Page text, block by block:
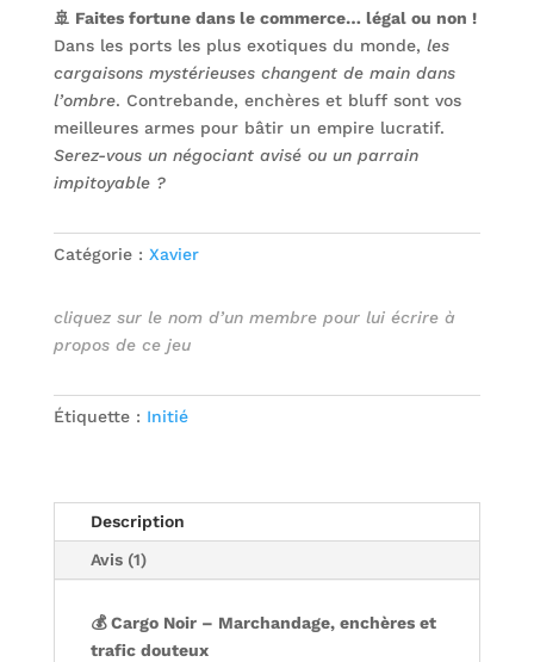
basé
notation
client
🚢 Faites fortune dans le commerce… légal ou non !
Dans les ports les plus exotiques du monde, les
cargaisons mystérieuses changent de main dans
l’ombre. Contrebande, enchères et bluff sont vos
meilleures armes pour bâtir un empire lucratif.
Serez-vous un négociant avisé ou un parrain
impitoyable ?
Catégorie : Xavier
cliquez sur le nom d’un membre pour lui écrire à
propos de ce jeu
Étiquette : Initié
Description
Avis (1)
💰 Cargo Noir – Marchandage, enchères et
trafic douteux